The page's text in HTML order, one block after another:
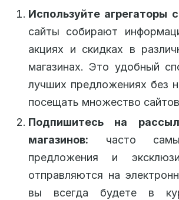
Используйте агрегаторы
сайты собирают
акциях и скидках в
магазинах. Это удобный
лучших предложениях без
посещать множество
Подпишитесь на
магазинов: часто
предложения и
отправляются на
вы всегда будете в